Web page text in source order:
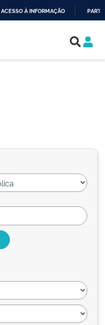
ACESSO À INFORMAÇÃO